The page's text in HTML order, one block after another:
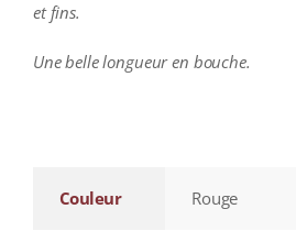
et fins.
Une belle longueur en bouche.
Couleur Rouge